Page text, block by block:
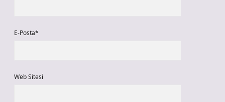
E-Posta*
Web Sitesi